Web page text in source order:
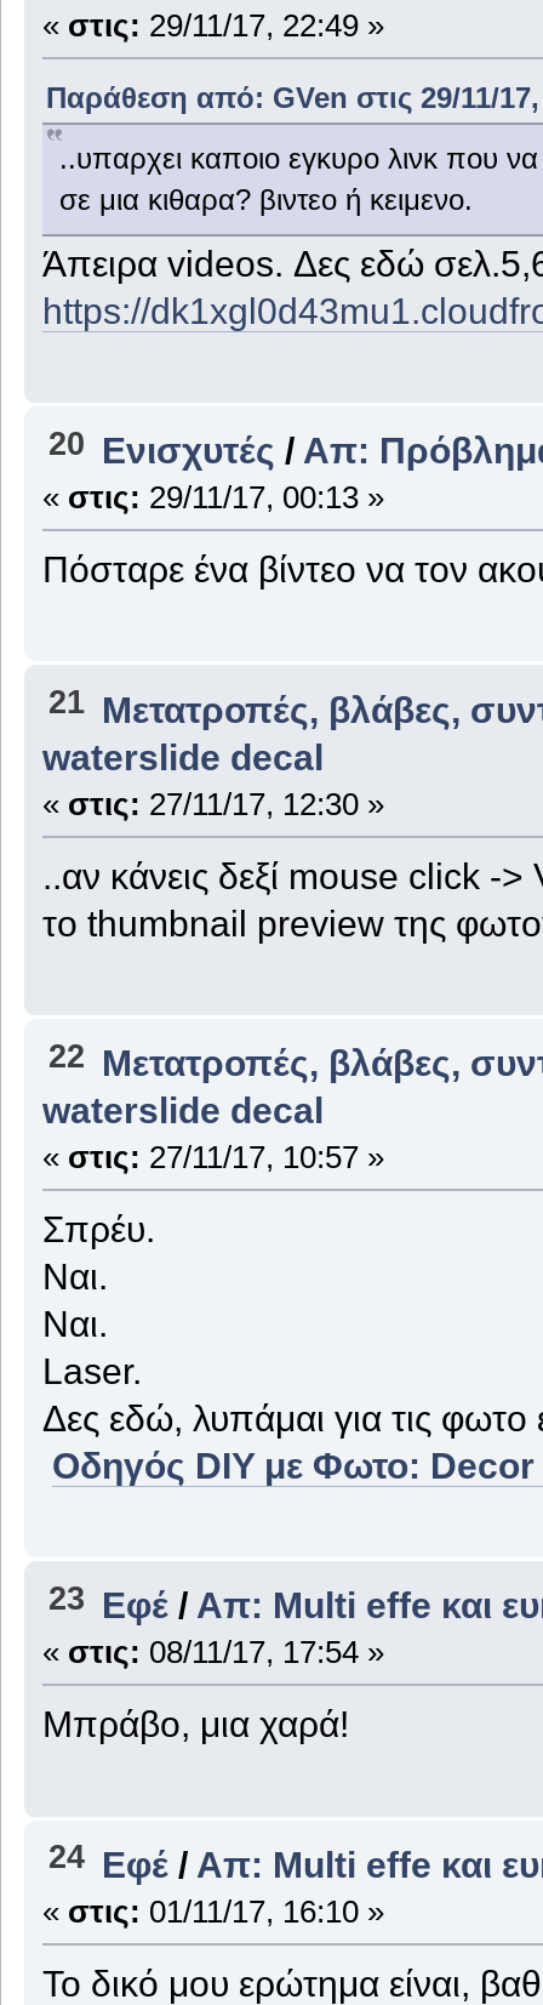
« στις: 29/11/17, 22:49 »
Παράθεση από: GVen στις 29/11/
..υπαρχει καποιο εγκυρο λινκ που
σε μια κιθαρα? βιντεο ή κειμενο.
Άπειρα videos. Δες εδώ
https://
20 Ενισχυτές / Απ:
« στις: 29/11/17, 00:13 »
Πόσταρε ένα βίντεο να τον
21 Μετατροπές, βλάβες,
waterslide decal
« στις: 27/11/17, 12:30 »
..αν κάνεις δεξί mouse click -
το thumbnail preview της
22 Μετατροπές, βλάβες,
waterslide decal
« στις: 27/11/17, 10:57 »
Σπρέυ.
Ναι.
Ναι.
Laser.
Δες εδώ, λυπάμαι για τις
Οδηγός DIY με Φωτο: Decor
23 Εφέ / Απ: Multi effe και
« στις: 08/11/17, 17:54 »
Μπράβο, μια χαρά!
24 Εφέ / Απ: Multi effe και
« στις: 01/11/17, 16:10 »
To δικό μου ερώτημα είναι,